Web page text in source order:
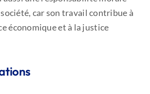
car son travail contribue à
économique et à la justice